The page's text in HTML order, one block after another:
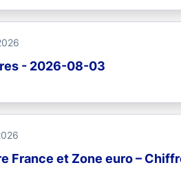
- 2026-08-03
France et Zone euro –